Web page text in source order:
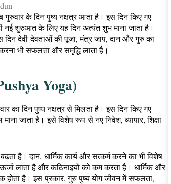
के दिन पुष्य नक्षत्र आता है। इस दिन किए गए
नई शुरुआत के लिए यह दिन अत्यंत शुभ माना जाता है।
दिन देवी-देवताओं की पूजा, मंत्र जाप, दान और गुरु का
भी सफलता और समृद्धि लाता है।
Yoga)
का दिन पुष्य नक्षत्र से मिलता है। इस दिन किए गए
जाता है। इसे विशेष रूप से नए निवेश, व्यापार, शिक्षा
है। दान, धार्मिक कार्य और सत्कर्म करने का भी विशेष
लाता है और कठिनाइयों को कम करता है। धार्मिक और
होता है। इस प्रकार, गुरु पुष्य योग जीवन में सफलता,